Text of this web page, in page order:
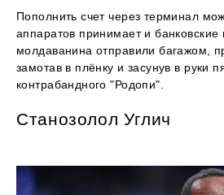
Пополнить счет через терминал
аппаратов принимает и банковские
молдаванина отправили багажом,
замотав в плёнку и засунув в руки
контрабандного "Родопи".
Станозолол Углич